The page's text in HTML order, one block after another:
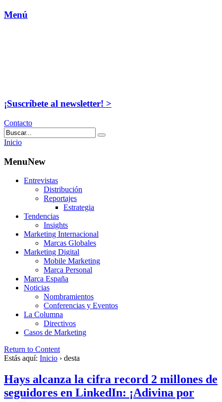
Menú
¡Suscríbete al newsletter! >
Contacto
Inicio
MenuNew
Entrevistas
Distribución
Reportajes
Estrategia
Tendencias
Insights
Marketing Internacional
Marcas Globales
Marketing Digital
Mobile Marketing
Marca Personal
Marca España
Noticias
Nombramientos
Conferencias y Eventos
La Columna
Directivos
Casos de Marketing
Return to Content
Estás aquí: Inicio › desta
Hays alcanza la cifra record 2 millones de
seguidores en LinkedIn: ¡Adivina por